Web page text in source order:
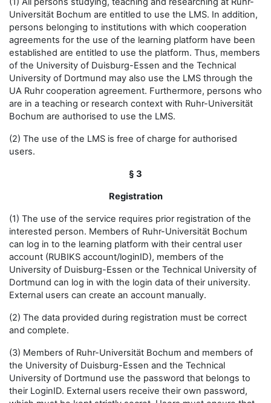
Universität Bochum are entitled to use the LMS. In addition,
persons belonging to institutions with which cooperation
agreements for the use of the learning platform have been
established are entitled to use the platform. Thus, members
of the University of Duisburg-Essen and the Technical
University of Dortmund may also use the LMS through the
UA Ruhr cooperation agreement. Furthermore, persons who
are in a teaching or research context with Ruhr-Universität
Bochum are authorised to use the LMS.
(2) The use of the LMS is free of charge for authorised
users.
§ 3
Registration
(1) The use of the service requires prior registration of the
interested person. Members of Ruhr-Universität Bochum
can log in to the learning platform with their central user
account (RUBIKS account/loginID), members of the
University of Duisburg-Essen or the Technical University of
Dortmund can log in with the login data of their university.
External users can create an account manually.
(2) The data provided during registration must be correct
and complete.
(3) Members of Ruhr-Universität Bochum and members of
the University of Duisburg-Essen and the Technical
University of Dortmund use the password that belongs to
their LoginID. External users receive their own password,